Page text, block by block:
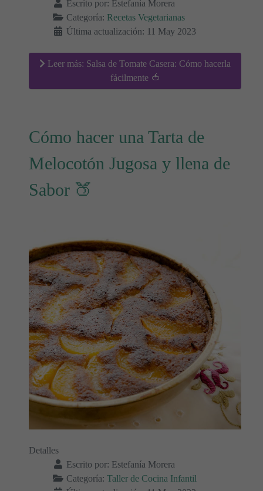
Escrito por: Estefanía Morera
Categoría: Recetas Vegetarianas
Última actualización: 11 May 2023
Leer más: Salsa de Tomate Casera: Cómo hacerla
fácilmente 🍅
Cómo hacer una Tarta de
Melocotón Jugosa y llena de
Sabor 🍑
Detalles
Escrito por: Estefanía Morera
Categoría: Taller de Cocina Infantil